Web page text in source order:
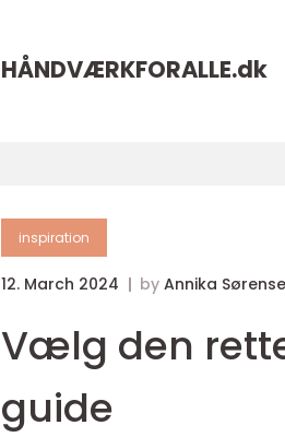
HÅNDVÆRKFORALLE.dk
inspiration
12. March 2024 by Annika
Vælg den
guide